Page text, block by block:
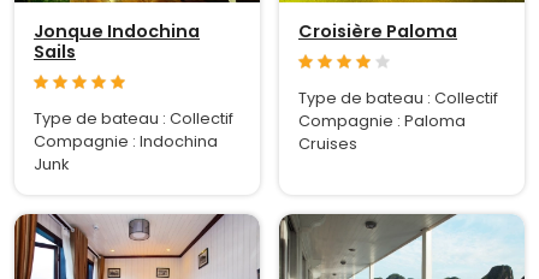
Jonque Indochina
Sails
Type de bateau : Collectif
Compagnie : Indochina
Junk
Croisière Paloma
Type de bateau : Collectif
Compagnie : Paloma
Cruises